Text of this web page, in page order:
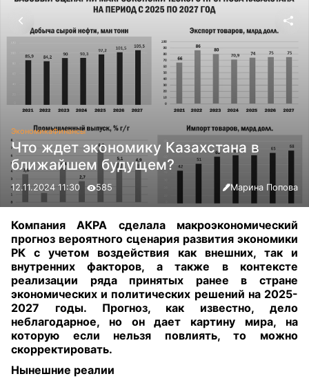
ЭкономикаФинансы
Что ждет экономику Казахстана в
ближайшем будущем?
12.11.2024 11:30 585 Марина Попова
Компания АКРА сделала макроэкономический
прогноз вероятного сценария развития экономики
РК с учетом воздействия как внешних, так и
внутренних факторов, а также в контексте
реализации ряда принятых ранее в стране
экономических и политических решений на 2025-
2027 годы. Прогноз, как известно, дело
неблагодарное, но он дает картину мира, на
которую если нельзя повлиять, то можно
скорректировать.
Нынешние реалии